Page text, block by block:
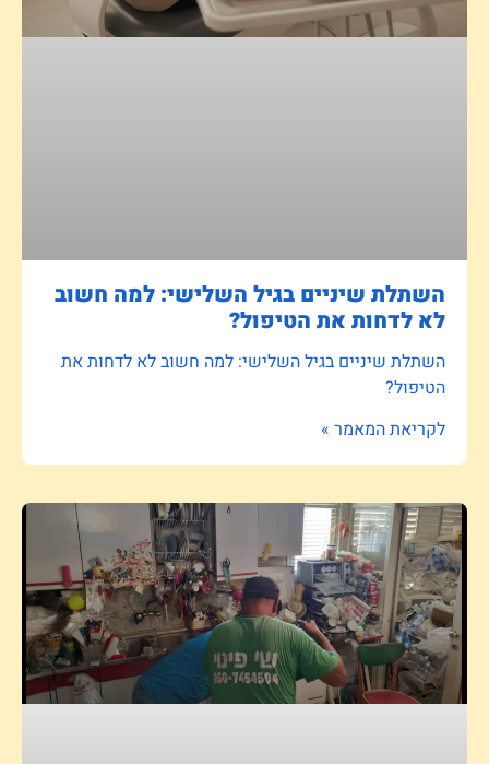
השתלת שיניים בגיל השלישי: למה חשוב
לא לדחות את הטיפול?
השתלת שיניים בגיל השלישי: למה חשוב לא לדחות את
הטיפול?
לקריאת המאמר »